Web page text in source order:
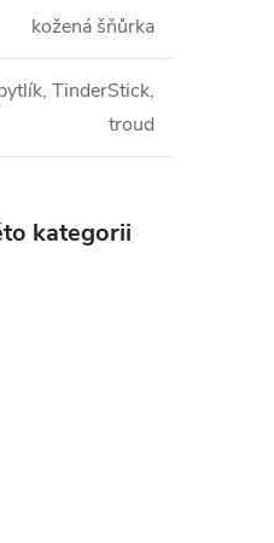
kožená šňůrka
TinderStick,
troud
kategorii